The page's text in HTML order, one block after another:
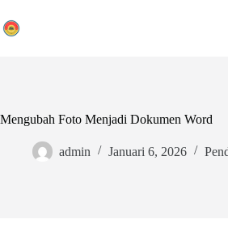
to
content
Mengubah Foto Menjadi Dokumen Word
admin Januari 6, 2026